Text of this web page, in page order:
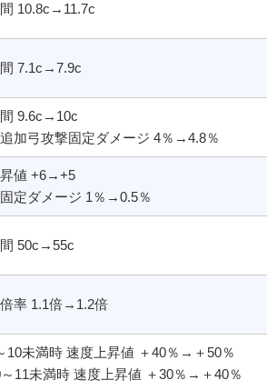
10.8c→11.7c
7.1c→7.9c
9.6c→10c
加弓攻撃固定ダメージ 4％→4.8％
値 +6→+5
定ダメージ 1％→0.5％
50c→55c
率 1.1倍→1.2倍
10未満時 速度上昇値 ＋40％→＋50％
11未満時 速度上昇値 ＋30％→＋40％